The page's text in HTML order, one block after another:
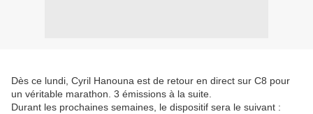
Dès ce lundi, Cyril Hanouna est de retour en direct sur C8 pour
un véritable marathon. 3 émissions à la suite.
Durant les prochaines semaines, le dispositif sera le suivant :